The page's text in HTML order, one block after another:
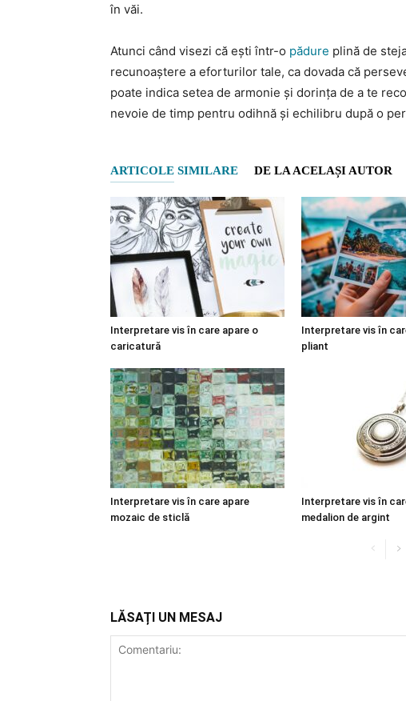
în văi.
Atunci când visezi că ești într-o pădure plină de
recunoaștere a eforturilor tale, ca dovada că
poate indica setea de armonie și dorința de a te
nevoie de timp pentru odihnă și echilibru după o
ARTICOLE SIMILARE DE LA ACELAȘI AUTOR
Interpretare vis în care apare o
caricatură
Interpretare vis în
pliant
Interpretare vis în care apare
mozaic de sticlă
Interpretare vis în
medalion de argint
LĂSAȚI UN MESAJ